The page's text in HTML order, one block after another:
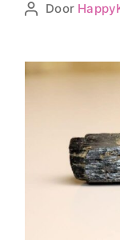
Berichtauteur
Door